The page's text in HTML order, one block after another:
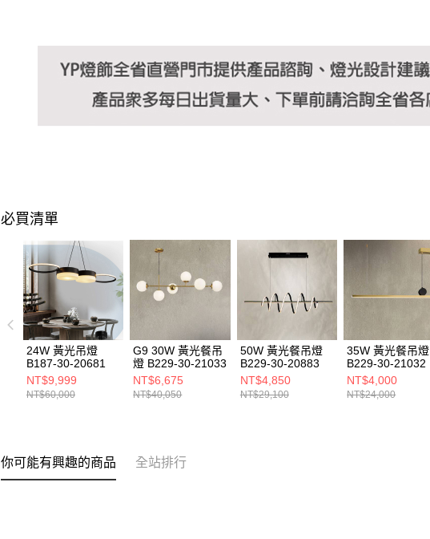
必買清單
24W 黃光吊燈
B187-30-20681
NT$9,999
NT$60,000
G9 30W 黃光餐吊
燈 B229-30-21033
NT$6,675
NT$40,050
50W 黃光餐吊燈
B229-30-20883
NT$4,850
NT$29,100
35W 黃光餐吊燈
B229-30-21032
NT$4,000
NT$24,000
你可能有興趣的商品 全站排行